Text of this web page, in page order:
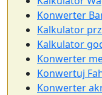
Konwerter
Kalkulator
Kalkulator
Konwerter
Konwertuj
Konwerter